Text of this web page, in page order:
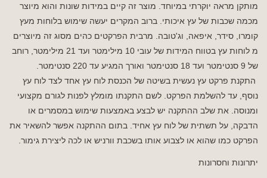
מותקן מראה יוקרתי במיוחד. מוצר זה קיים במידות שונות והוא מיוצר
מכמה שכבות של עץ איכותי. ברוב המקרים יעשה שימוש בלוחות מעץ
קומרו, סידר, איפאה, וג'טובה. מרבית הפרקטים כהים מסוג זה מיוצרים
מ לוחות עץ בטווח המידות של עובי 10 מילימטר ועד 21 מילימטר, רוחב
של 9 סנטימטר ועד 18 סנטימטר ואורך המגיע עד 220 סנטימטר.
התקנת פרקט עץ נעשית בשיטה של הכנסת לוח עץ אחד לצד לוח עץ
נוסף, עד להשלמת הפרקט. לשם התקנתו מומלץ לפנות לגורם מקצועי
ומנוסה. את שלב ההתקנה יש לבצע באמצעות שימוש במסמרים או
הדבקה, על תשתית של לוח עץ אחיד. בתום ההתקנה אפשר להשאיר את
הפרקט כמו שהוא או לצבוע אותו בשכבת וורניש או לכה ליצירת גימור.
יתרונות וחסרונות